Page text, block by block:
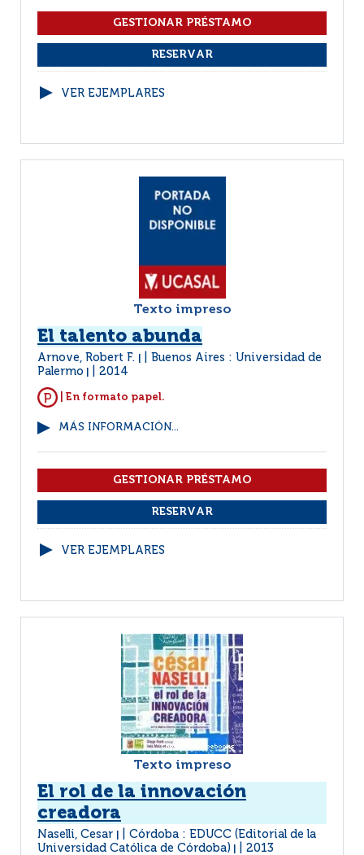
VER EJEMPLARES
Texto impreso
El talento abunda
Arnove, Robert F.
Buenos Aires : Universidad de
Palermo
2014
| En formato papel.
MÁS INFORMACIÓN...
VER EJEMPLARES
Texto impreso
El rol de la innovación
creadora
Naselli, Cesar
Córdoba : EDUCC (Editorial de la
Universidad Católica de Córdoba)
2013